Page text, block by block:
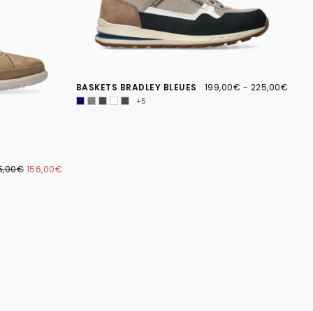
PRIX
156,00€
BASKETS BRADLEY BLEUES 199,00€
PRIX
199,00€ - PRIX
225,00€
+5